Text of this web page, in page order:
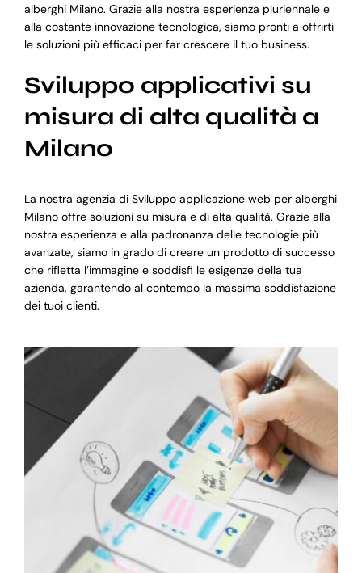
alberghi Milano. Grazie alla nostra esperienza pluriennale e
alla costante innovazione tecnologica, siamo pronti a offrirti
le soluzioni più efficaci per far crescere il tuo business.
Sviluppo applicativi su
misura di alta qualità a
Milano
La nostra agenzia di Sviluppo applicazione web per alberghi
Milano offre soluzioni su misura e di alta qualità. Grazie alla
nostra esperienza e alla padronanza delle tecnologie più
avanzate, siamo in grado di creare un prodotto di successo
che rifletta l’immagine e soddisfi le esigenze della tua
azienda, garantendo al contempo la massima soddisfazione
dei tuoi clienti.